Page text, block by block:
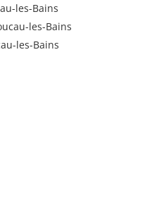
les-Bains
les-Bains
les-Bains